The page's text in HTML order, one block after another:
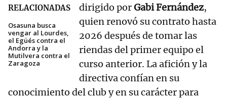
RELACIONADAS
Osasuna busca
vengar al Lourdes,
el Egüés contra el
Andorra y la
Mutilvera contra el
Zaragoza
dirigido porGabi Fernández,
quien renovó su contrato hasta
2026 después de tomar las
riendas del primer equipo el
curso anterior. La afición y la
directiva confían en su
conocimiento del club y en su carácter para